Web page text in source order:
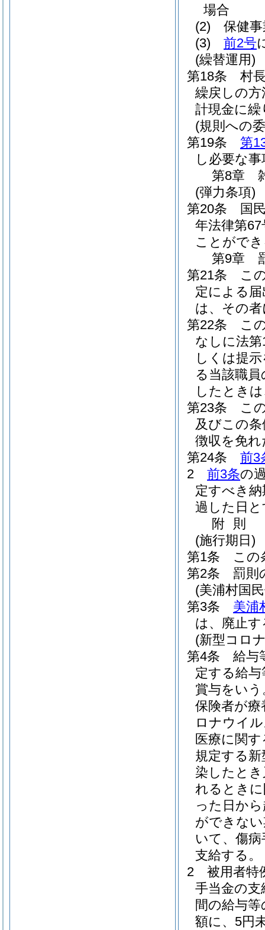
場合
(2)
保健
(3)
前2号
(繰替運用)
第18条
村
繰戻しの
計現金に
(規則への
第19条
第
し必要な
第8章
(弾力条項)
第20条
国
年法律第67
ことがで
第9章
第21条
こ
定による
は、その
第22条
こ
なしに法
しくは提
る当該職
したとき
第23条
こ
及びこの
徴収を免
第24条
前3
2
前3条の
定すべき
過した日
附 則
(施行期日)
第1条
この
第2条
罰則
(美浦村国
第3条
美浦
は、廃止す
(新型コロ
第4条
給与
定する給
賞与をいう
保険者が
ロナウイ
医療に関
規定する
染したと
れるとき
った日か
ができな
いて、傷病
支給する。
2
被用者特
手当金の
間の給与
額に、5円